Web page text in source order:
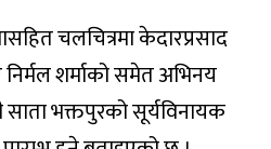
चलचित्रमा केदारप्रसाद
निर्मल शर्माको समेत अभिनय
भक्तपुरको सूर्यविनायक